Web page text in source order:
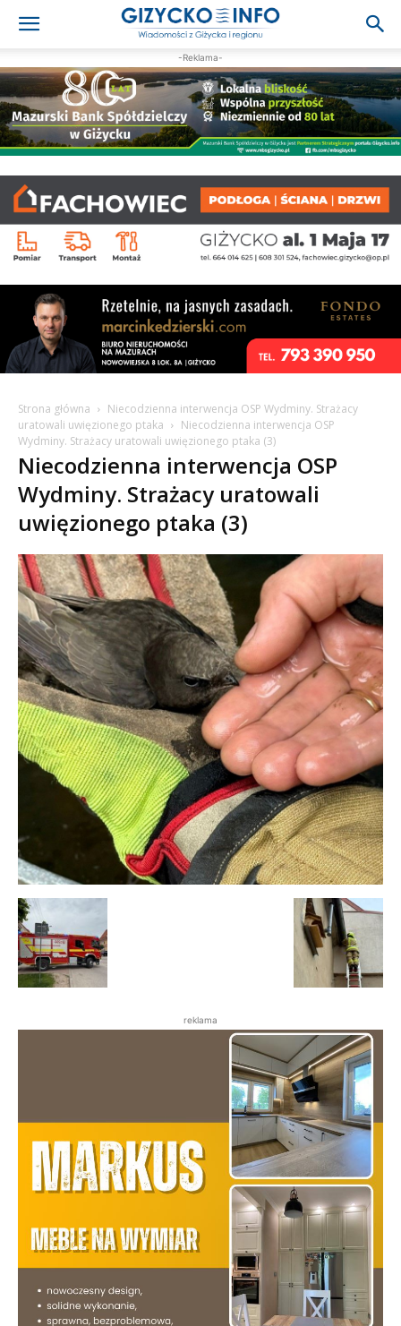
-Reklama-
Strona główna
Niecodzienna interwencja OSP Wydminy. Strażacy
uratowali uwięzionego ptaka
Niecodzienna interwencja OSP
Wydminy. Strażacy uratowali uwięzionego ptaka (3)
Niecodzienna interwencja OSP
Wydminy. Strażacy uratowali
uwięzionego ptaka (3)
reklama